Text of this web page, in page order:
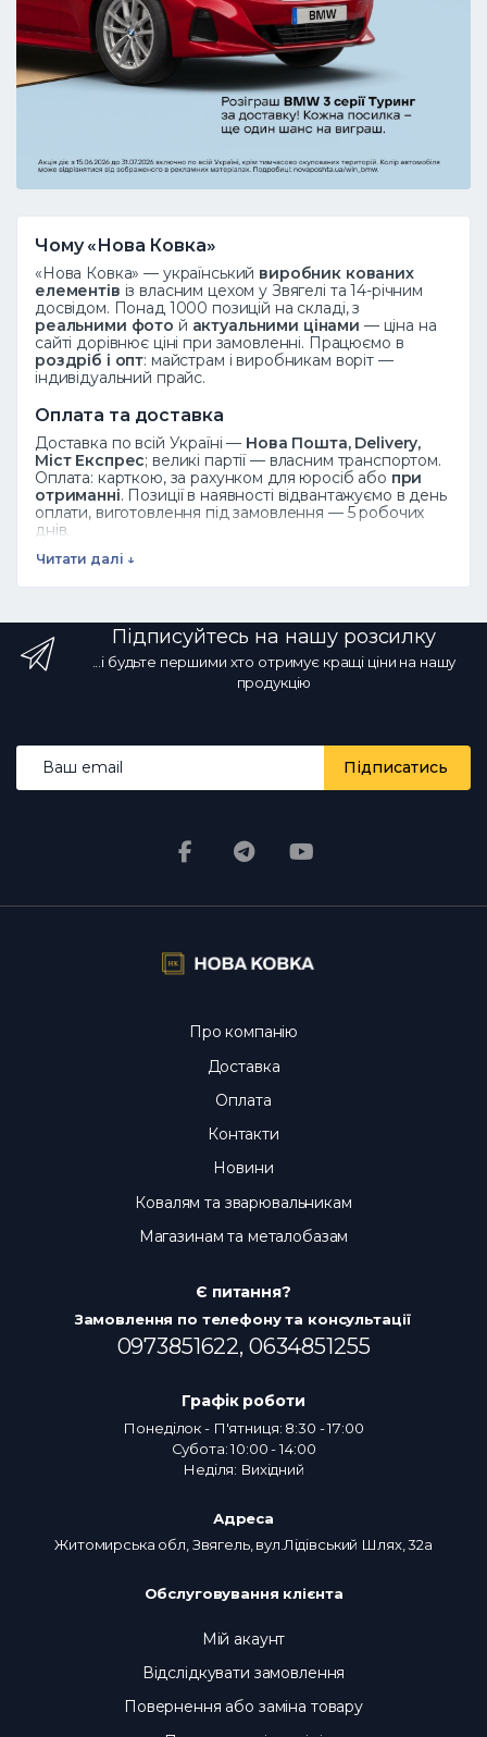
Чому «Нова Ковка»
«Нова Ковка» — український виробник кованих
елементів із власним цехом у Звягелі та 14-річним
досвідом. Понад 1000 позицій на складі, з
реальними фото й актуальними цінами — ціна на
сайті дорівнює ціні при замовленні. Працюємо в
роздріб і опт: майстрам і виробникам воріт —
індивідуальний прайс.
Оплата та доставка
Доставка по всій Україні — Нова Пошта, Delivery,
Міст Експрес; великі партії — власним транспортом.
Оплата: карткою, за рахунком для юросіб або при
отриманні. Позиції в наявності відвантажуємо в день
оплати, виготовлення під замовлення — 5 робочих
днів.
Дивіться також
Часті запитання
Як замовити?
Додайте товар у кошик або
зателефонуйте ☎ 068 700 10 13 — менеджер
Новою Поштою та іншими службами по всій Україні; у
наявності — у день оплати.
Чи реальні фото й ціни?
Читати далі ↓
Підписуйтесь на нашу розсилку
...і будьте першими хто отримує кращі ціни на нашу
продукцію
Підписатись
Про компанію
Доставка
Оплата
Контакти
Новини
Ковалям та зварювальникам
Магазинам та металобазам
Є питання?
Замовлення по телефону та консультації
0973851622, 0634851255
Графік роботи
Понеділок - П'ятниця: 8:30 - 17:00
Субота: 10:00 - 14:00
Неділя: Вихідний
Адреса
Житомирська обл, Звягель, вул.Лідівський Шлях, 32а
Обслуговування клієнта
Мій акаунт
Відслідкувати замовлення
Повернення або заміна товару